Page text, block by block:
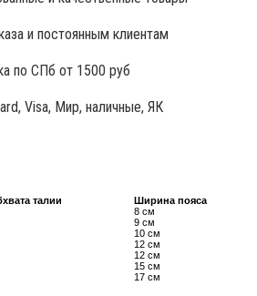
и постоянным клиентам
по СПб от 1500 руб
Visa, Мир, наличные, ЯК
талии
Ширина пояса
8 см
9 см
10 см
12 см
12 см
15 см
17 см